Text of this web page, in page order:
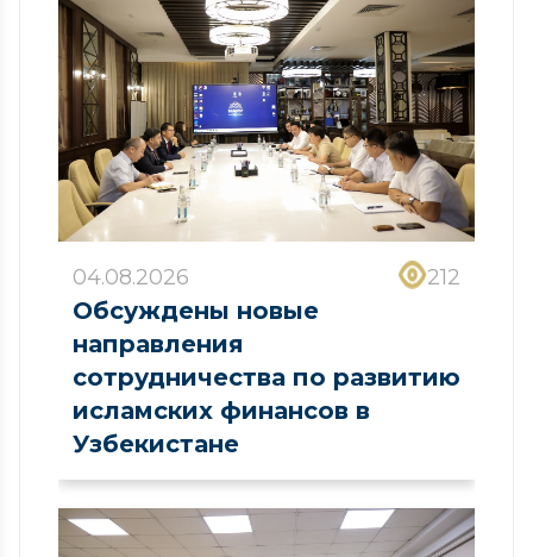
04.08.2026 212
Обсуждены новые
направления
сотрудничества по развитию
исламских финансов в
Узбекистане